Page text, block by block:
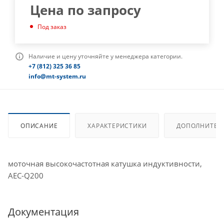
Цена по запросу
Под заказ
Наличие и цену уточняйте у менеджера категории.
+7 (812) 325 36 85
info@mt-system.ru
ОПИСАНИЕ ХАРАКТЕРИСТИКИ
моточная высокочастотная катушка индуктивности,
AEC-Q200
Документация